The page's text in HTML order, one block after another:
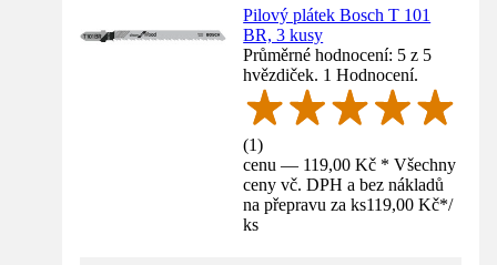
Pilový plátek Bosch T 101
BR, 3 kusy
Průměrné hodnocení: 5 z 5
hvězdiček. 1 Hodnocení.
(1)
cenu — 119,00 Kč * Všechny
ceny vč. DPH a bez nákladů
na přepravu za ks119,00 Kč*/
ks